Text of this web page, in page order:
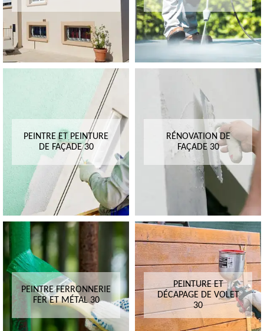
PEINTRE ET PEINTURE
DE FAÇADE 30
RÉNOVATION DE
FAÇADE 30
PEINTRE FERRONNERIE
FER ET MÉTAL 30
PEINTURE ET
DÉCAPAGE DE VOLET
30